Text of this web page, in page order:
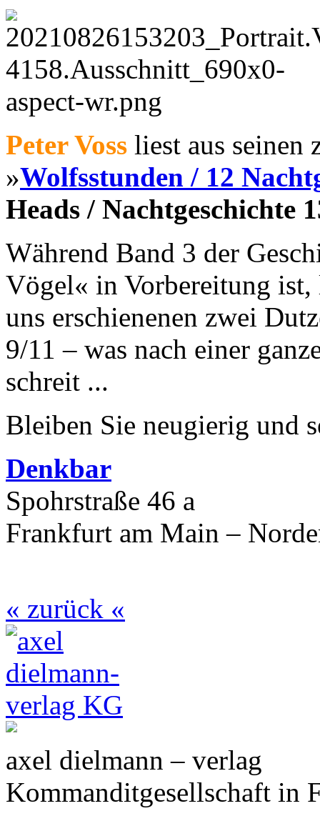
Peter Voss liest aus seinen
»Wolfsstunden / 12
Heads / Nachtgeschichte
Während Band 3 der
Vögel« in Vorbereitung ist,
uns erschienenen zwei
9/11 – was nach einer
schreit ...
Bleiben Sie neugierig und
Denkbar
Spohrstraße 46 a
Frankfurt am Main –
« zurück «
axel dielmann – verlag
Kommanditgesellschaft in